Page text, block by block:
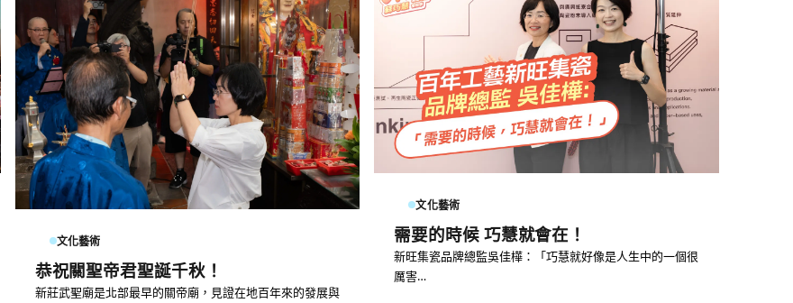
文化藝術
恭祝關聖帝君聖誕千秋！
新莊武聖廟是北部最早的關帝廟，見證在地百年來的發展與
文化藝術
需要的時候 巧慧就會在！
新旺集瓷品牌總監吳佳樺：「巧慧就好像是人生中的一個很
厲害…